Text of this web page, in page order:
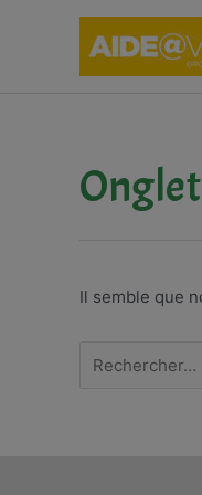
Il semble que
Rechercher :